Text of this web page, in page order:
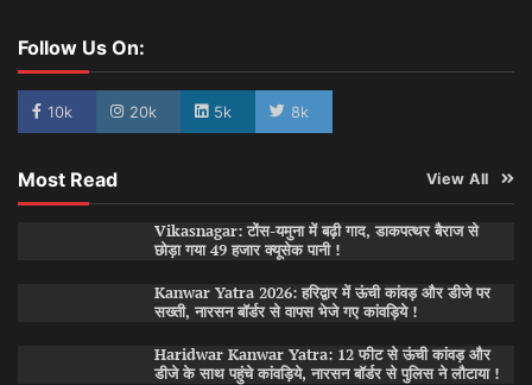
Follow Us On:
10k 20k 5k 8k
Most Read View All
Vikasnagar: टोंस-यमुना में बढ़ी गाद, डाकपत्थर बैराज से
छोड़ा गया 49 हजार क्यूसेक पानी !
Kanwar Yatra 2026: हरिद्वार में ऊंची कांवड़ और डीजे पर
सख्ती, नारसन बॉर्डर से वापस भेजे गए कांवड़िये !
Haridwar Kanwar Yatra: 12 फीट से ऊंची कांवड़ और
डीजे के साथ पहुंचे कांवड़िये, नारसन बॉर्डर से पुलिस ने लौटाया !